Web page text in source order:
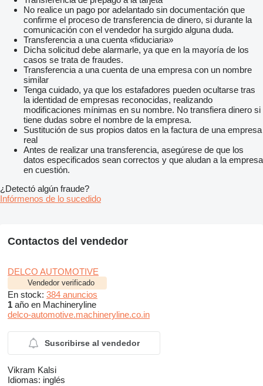
No realice un pago por adelantado sin documentación que
confirme el proceso de transferencia de dinero, si durante la
comunicación con el vendedor ha surgido alguna duda.
Transferencia a una cuenta «fiduciaria»
Dicha solicitud debe alarmarle, ya que en la mayoría de los
casos se trata de fraudes.
Transferencia a una cuenta de una empresa con un nombre
similar
Tenga cuidado, ya que los estafadores pueden ocultarse tras
la identidad de empresas reconocidas, realizando
modificaciones mínimas en su nombre. No transfiera dinero si
tiene dudas sobre el nombre de la empresa.
Sustitución de sus propios datos en la factura de una empresa
real
Antes de realizar una transferencia, asegúrese de que los
datos especificados sean correctos y que aludan a la empresa
en cuestión.
¿Detectó algún fraude?
Infórmenos de lo sucedido
Contactos del vendedor
DELCO AUTOMOTIVE
Vendedor verificado
En stock: 384 anuncios
1 año en Machineryline
delco-automotive.machineryline.co.in
Suscribirse al vendedor
Vikram Kalsi
Idiomas: inglés